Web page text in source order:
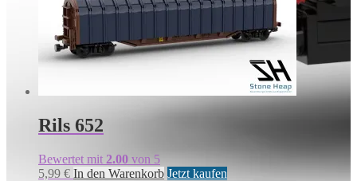
Rils 652
Bewertet mit 2.00 von 5
5,99 € In den Warenkorb Jetzt kaufen